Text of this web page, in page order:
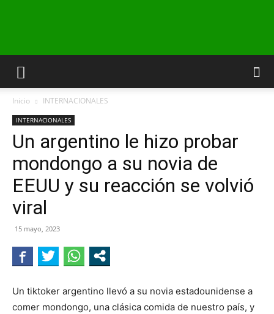
INFO24
NEGRO
Inicio INTERNACIONALES
INTERNACIONALES
Un argentino le hizo probar
mondongo a su novia de
EEUU y su reacción se volvió
viral
15 mayo, 2023
Un tiktoker argentino llevó a su novia estadounidense a
comer mondongo, una clásica comida de nuestro país, y